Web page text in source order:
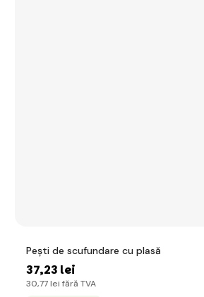
Pești de scufundare cu plasă
37,23 lei
30,77 lei fără TVA